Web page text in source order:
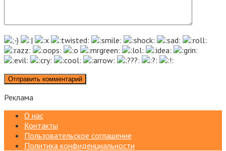
Реклама
О нас
Контакты
Пользовательское соглашение
Политика конфиденциальности